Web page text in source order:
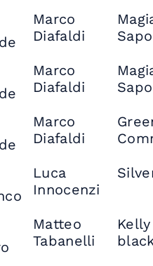
Marco
Diafaldi
Marco
Diafaldi
Marco
Diafaldi
Luca
Innocenzi
Matteo
Tabanelli